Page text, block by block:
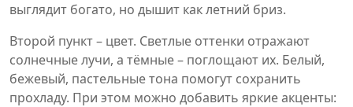
выглядит богато, но дышит как летний бриз.
Второй пункт – цвет. Светлые оттенки отражают
солнечные лучи, а тёмные – поглощают их. Белый,
бежевый, пастельные тона помогут сохранить
прохладу. При этом можно добавить яркие акценты: